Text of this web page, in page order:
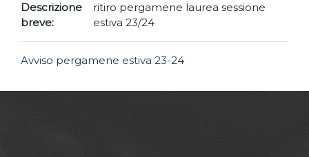
Descrizione
breve:
ritiro pergamene laurea sessione
estiva 23/24
Avviso pergamene estiva 23-24